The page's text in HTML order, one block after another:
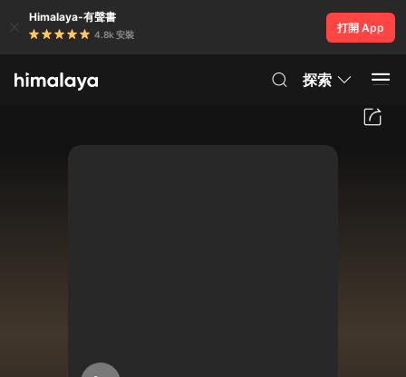
Himalaya-有聲書
4.8k 安裝
打開 App
探索